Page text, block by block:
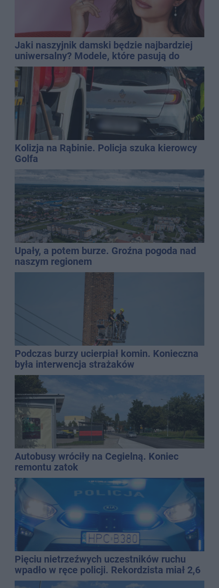
Jaki naszyjnik damski będzie najbardziej
uniwersalny? Modele, które pasują do
wielu stylizacji
Kolizja na Rąbinie. Policja szuka kierowcy
Golfa
Upały, a potem burze. Groźna pogoda nad
naszym regionem
Podczas burzy ucierpiał komin. Konieczna
była interwencja strażaków
Autobusy wróciły na Cegielną. Koniec
remontu zatok
Pięciu nietrzeźwych uczestników ruchu
wpadło w ręce policji. Rekordzista miał 2,6
promila